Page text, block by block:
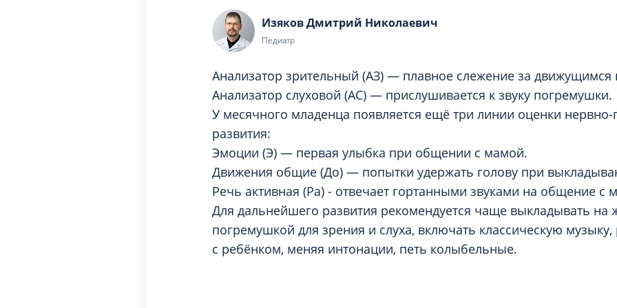
Маммология-онкология
Массаж
Медицинский педикюр и маникюр
Нейропсихология
Нейрохирургия
Нефрология
Онкоурология
Остеопатия
Пульмонология
Реабилитация
Рентген
Рефлексотерапия
Сестринские процедуры и
Сестринский уход (сиделки)
Сомнология
Изяков Дмитрий Николаевич
Педиатр
Анализатор зрительный (АЗ) — плавное слежение за движущимся
Анализатор слуховой (АС) — прислушивается к звуку погремушки.
У месячного младенца появляется ещё три линии оценки нервно-
развития:
Эмоции (Э) — первая улыбка при общении с мамой.
Движения общие (До) — попытки удержать голову при
Речь активная (Ра) - отвечает гортанными звуками на общение с
Для дальнейшего развития рекомендуется чаще выкладывать на
погремушкой для зрения и слуха, включать классическую музыку,
с ребёнком, меняя интонации, петь колыбельные.